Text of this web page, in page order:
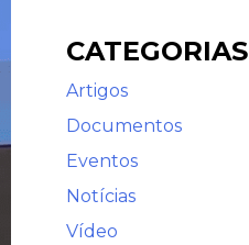
CATEGORIAS
Artigos
Documentos
Eventos
Notícias
Vídeo